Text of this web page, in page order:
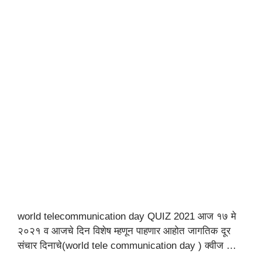
world telecommunication day QUIZ 2021 आज १७ मे
२०२१ व आजचे दिन विशेष म्हणून पाहणार आहोत जागतिक दूर
संचार दिनाचे(world tele communication day ) क्वीज …